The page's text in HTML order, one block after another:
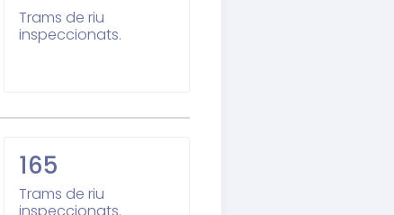
Trams de riu
inspeccionats.
165
Trams de riu